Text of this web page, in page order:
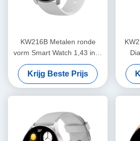
KW216B Metalen ronde
vorm Smart Watch 1,43 inch
Ronde dial Stylish Smart
Watch
Krijg Beste Prijs